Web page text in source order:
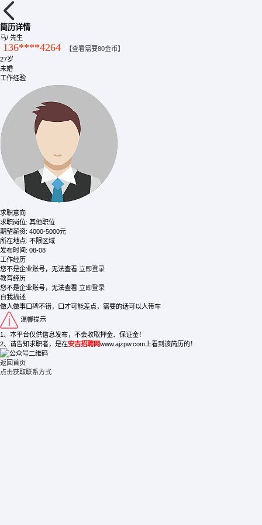
简历详情
马/ 先生
136****4264
【查看需要80金币】
27岁
未婚
工作经验
求职意向
求职岗位: 其他职位
期望薪资: 4000-5000元
所在地点: 不限区域
发布时间: 08-08
工作经历
您不是企业账号，无法查看 立即登录
教育经历
您不是企业账号，无法查看 立即登录
自我描述
做人做事口碑不错，口才可能差点，需要的话可以人带车
温馨提示
1、本平台仅供信息发布，不会收取押金、保证金！
2、请告知求职者，是在安吉招聘网www.ajzpw.com上看到该简历的！
返回首页
点击获取联系方式